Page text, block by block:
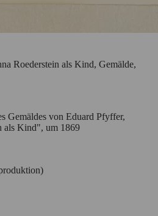
Roederstein als Kind, Gemälde,
Gemäldes von Eduard Pfyffer,
als Kind", um 1869